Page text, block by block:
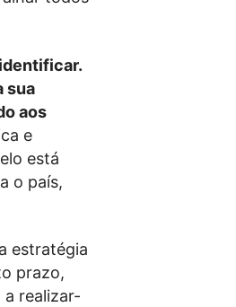
sua
aos
e
está
o país,
estratégia
prazo,
realizar-